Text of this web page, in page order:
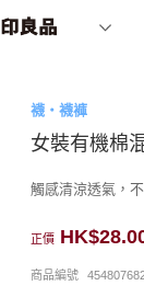
襪・襪褲
女裝有機棉
觸感清涼透氣，
正價
商品編號